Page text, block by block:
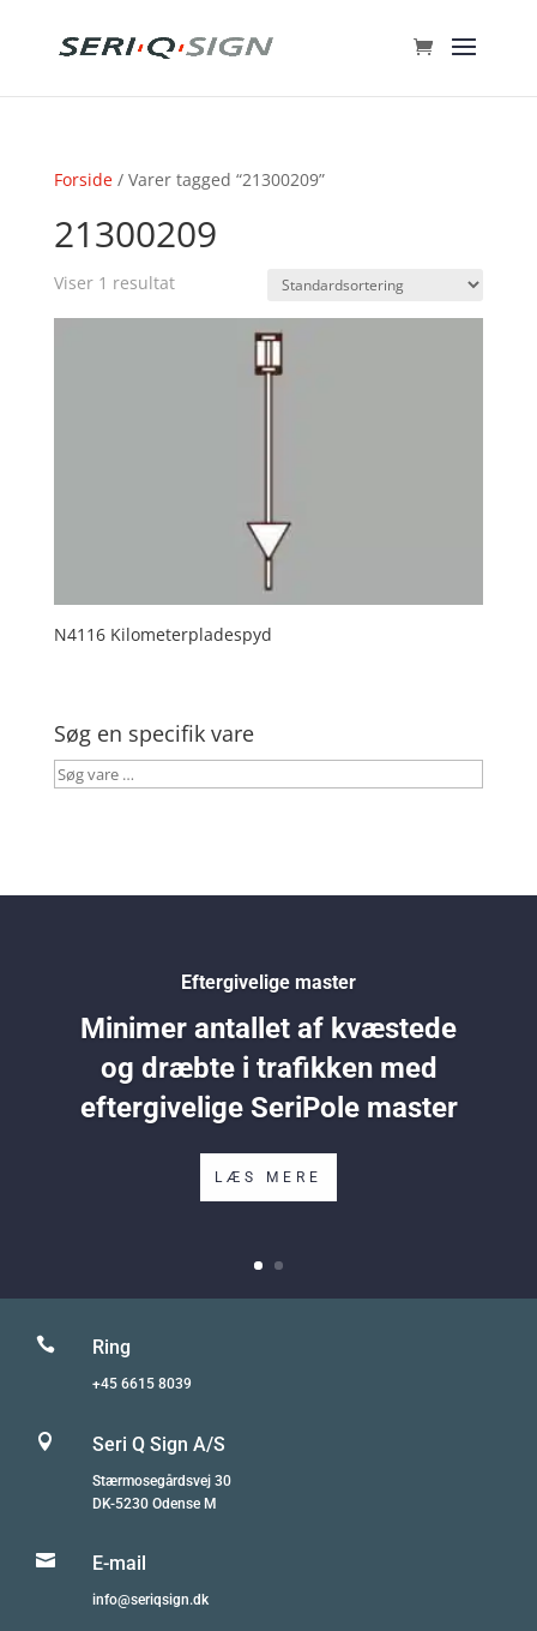
Forside/ Varer tagged “21300209”
21300209
Viser 1 resultat
N4116 Kilometerpladespyd
Søg en specifik vare
Søg
Eftergivelige master
Minimer antallet af kvæstede
og dræbte i trafikken med
eftergivelige SeriPole master
LÆS MERE
 Ring
+45 6615 8039
 Seri Q Sign A/S
Stærmosegårdsvej 30
DK-5230 Odense M
 E-mail
info@seriqsign.dk